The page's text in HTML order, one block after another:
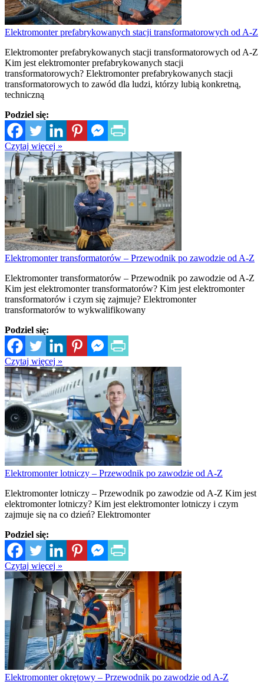
Elektromonter prefabrykowanych stacji transformatorowych od A-Z
Elektromonter prefabrykowanych stacji transformatorowych od A-Z
Kim jest elektromonter prefabrykowanych stacji
transformatorowych? Elektromonter prefabrykowanych stacji
transformatorowych to zawód dla ludzi, którzy lubią konkretną,
techniczną
Podziel się:
Czytaj więcej »
Elektromonter transformatorów – Przewodnik po zawodzie od A-Z
Elektromonter transformatorów – Przewodnik po zawodzie od A-Z
Kim jest elektromonter transformatorów? Kim jest elektromonter
transformatorów i czym się zajmuje? Elektromonter
transformatorów to wykwalifikowany
Podziel się:
Czytaj więcej »
Elektromonter lotniczy – Przewodnik po zawodzie od A-Z
Elektromonter lotniczy – Przewodnik po zawodzie od A-Z Kim jest
elektromonter lotniczy? Kim jest elektromonter lotniczy i czym
zajmuje się na co dzień? Elektromonter
Podziel się:
Czytaj więcej »
Elektromonter okrętowy – Przewodnik po zawodzie od A-Z